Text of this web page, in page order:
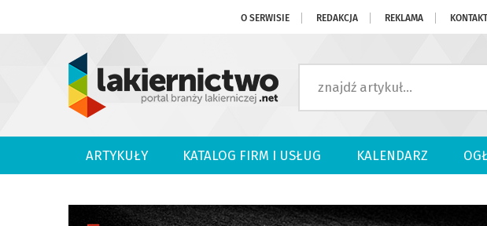
O SERWISIE REDAKCJA REKLAMA KONTAKT
ARTYKUŁY KATALOG FIRM I USŁUG KALENDARZ